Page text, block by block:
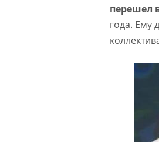
перешел
года. Ему